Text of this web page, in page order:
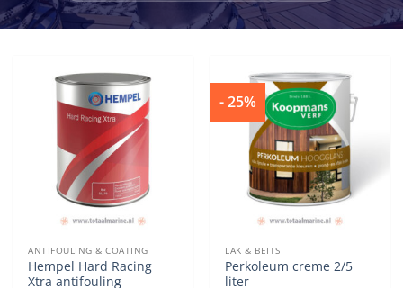
ANTIFOULING & COATING
Hempel Hard Racing
Xtra antifouling
- 25%
LAK & BEITS
Perkoleum creme 2/5
liter